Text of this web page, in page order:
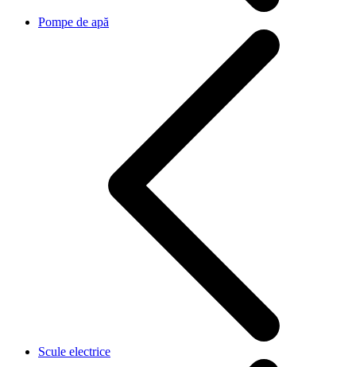
Pompe de apă
Scule electrice